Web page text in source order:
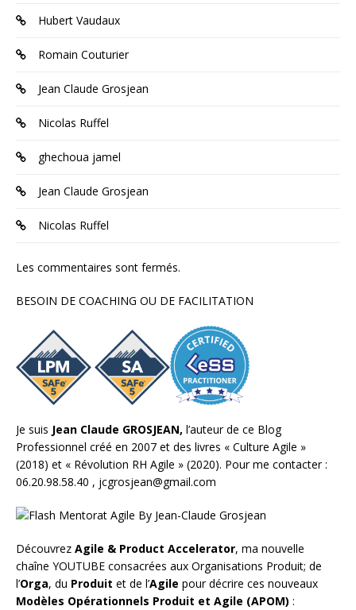
Hubert Vaudaux
Romain Couturier
Jean Claude Grosjean
Nicolas Ruffel
ghechoua jamel
Jean Claude Grosjean
Nicolas Ruffel
Les commentaires sont fermés.
BESOIN DE COACHING OU DE FACILITATION
Je suis Jean Claude GROSJEAN, l’auteur de ce Blog
Professionnel créé en 2007 et des livres « Culture Agile »
(2018) et « Révolution RH Agile » (2020). Pour me contacter :
06.20.98.58.40 , jcgrosjean@gmail.com
Découvrez Agile & Product Accelerator, ma nouvelle
chaîne YOUTUBE consacrées aux Organisations Produit; de
l’Orga, du Produit et de l’Agile pour décrire ces nouveaux
Modèles Opérationnels Produit et Agile (APOM) :